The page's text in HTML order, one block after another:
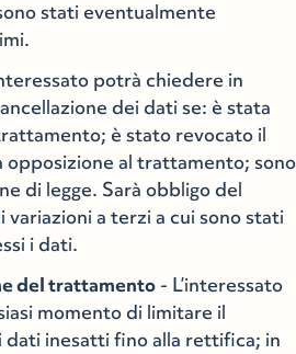
stati eventualmente
potrà chiedere in
dei dati se: è stata
è stato revocato il
opposizione al trattamento; sono
di legge. Sarà obbligo del
a terzi a cui sono stati
i dati.
del trattamento - L’interessato
momento di limitare il
inesatti fino alla rettifica; in